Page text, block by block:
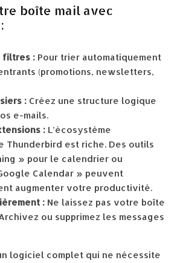
boîte mail avec
filtres : Pour trier automatiquement
(promotions, newsletters,
: Créez une structure logique
e-mails.
: L’écosystème
Thunderbird est riche. Des outils
» pour le calendrier ou
Calendar » peuvent
augmenter votre productivité.
: Ne laissez pas votre boîte
ou supprimez les messages
logiciel complet qui ne nécessite